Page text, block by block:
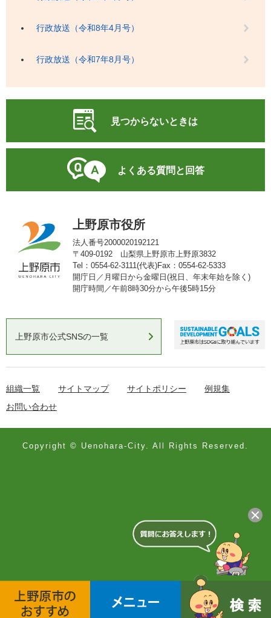
行政放送（令和8年4月号）
行政放送（令和7年8月号）
見つからないときは
よくある質問と回答
上野原市役所
法人番号2000020192121
〒409-0192 山梨県上野原市上野原3832
Tel：0554-62-3111(代表)Fax：0554-62-5333
開庁日／月曜日から金曜日(祝日、年末年始を除く)
開庁時間／午前8時30分から午後5時15分
上野原市公式SNSの一覧
組織一覧 サイトマップ サイトポリシー
例規集
お問い合わせ
Copyright © Uenohara-City. All Rights Reserved.